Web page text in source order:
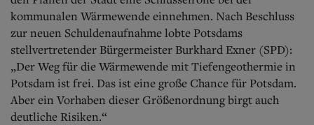
kommunalen Wärmewende einnehmen. Nach Beschluss
zur neuen Schuldenaufnahme lobte Potsdams
stellvertretender Bürgermeister Burkhard Exner (SPD):
„Der Weg für die Wärmewende mit Tiefengeothermie in
Potsdam ist frei. Das ist eine große Chance für Potsdam.
Aber ein Vorhaben dieser Größenordnung birgt auch
deutliche Risiken.“